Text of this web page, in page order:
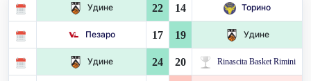
Удине 22 14 Торино
Пезаро 17 19 Удине
Удине 24 20 Rinascita Basket Rimini